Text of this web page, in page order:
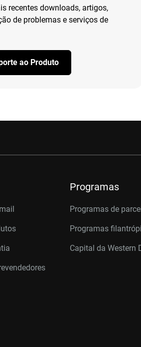
recentes downloads, artigos,
de problemas e serviços de
ao Produto
Programas
Programas de
Programas
Capital da Western